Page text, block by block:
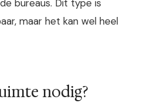
bureaus. Dit type is
maar het kan wel heel
nodig?